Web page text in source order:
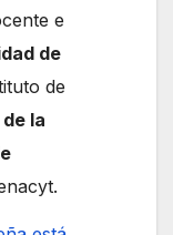
e
de
de
de la